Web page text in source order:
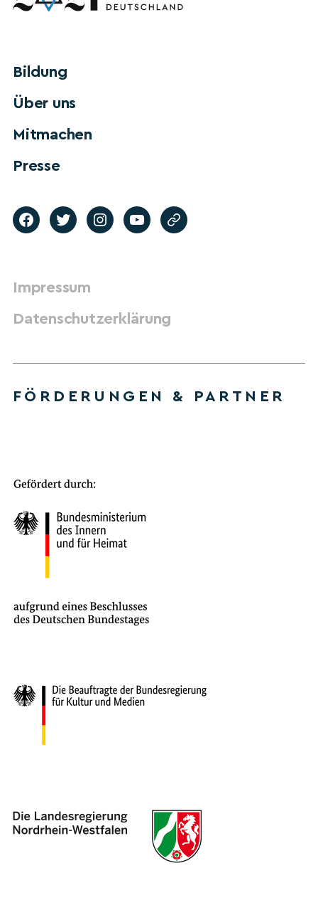
Bildung
Über uns
Mitmachen
Presse
Impressum
Datenschutzerklärung
FÖRDERUNGEN & PARTNER